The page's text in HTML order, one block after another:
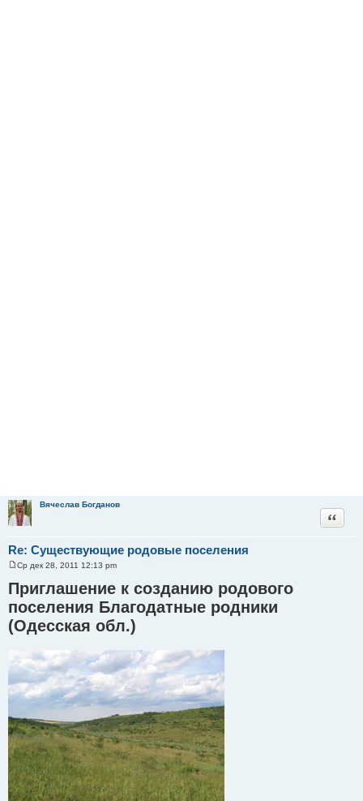
Вячеслав Богданов
Re: Существующие родовые поселения
Цитата
о
о
б
щ
е
н
Ср дек 28, 2011 12:13 pm
Приглашение к созданию родового
поселения Благодатные родники
(Одесская обл.)